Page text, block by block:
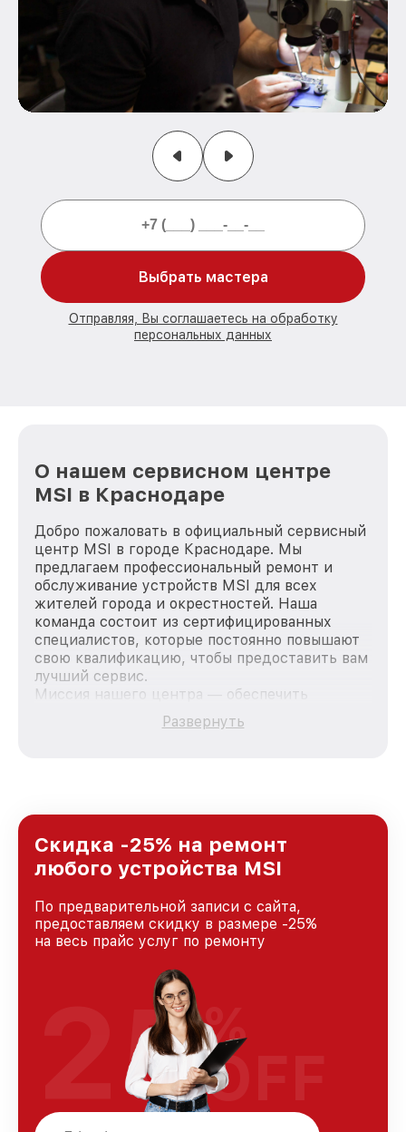
Выбрать мастера
Отправляя, Вы соглашаетесь на обработку
персональных данных
О нашем сервисном центре
MSI в Краснодаре
Добро пожаловать в официальный сервисный
центр MSI в городе Краснодаре. Мы
предлагаем профессиональный ремонт и
обслуживание устройств MSI для всех
жителей города и окрестностей. Наша
команда состоит из сертифицированных
специалистов, которые постоянно повышают
свою квалификацию, чтобы предоставить вам
лучший сервис.
Миссия нашего центра — обеспечить
качественный и доступный ремонт для
каждого пользователя продукции MSI, вне
Краснодаре, постоянно повышая уровень
доверия и лояльности наших клиентов.
Развернуть
Скидка -25% на ремонт
любого устройства MSI
По предварительной записи с сайта,
предоставляем скидку в размере -25%
на весь прайс услуг по ремонту
25%
OFF